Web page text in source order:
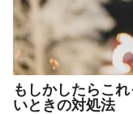
もしかしたらこ
いときの対処法